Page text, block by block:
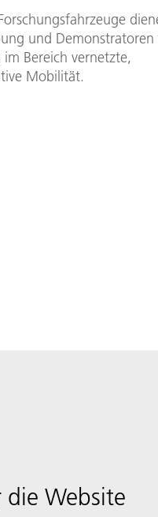
und
Bereich vernetzte,
Mobilität.
die Website